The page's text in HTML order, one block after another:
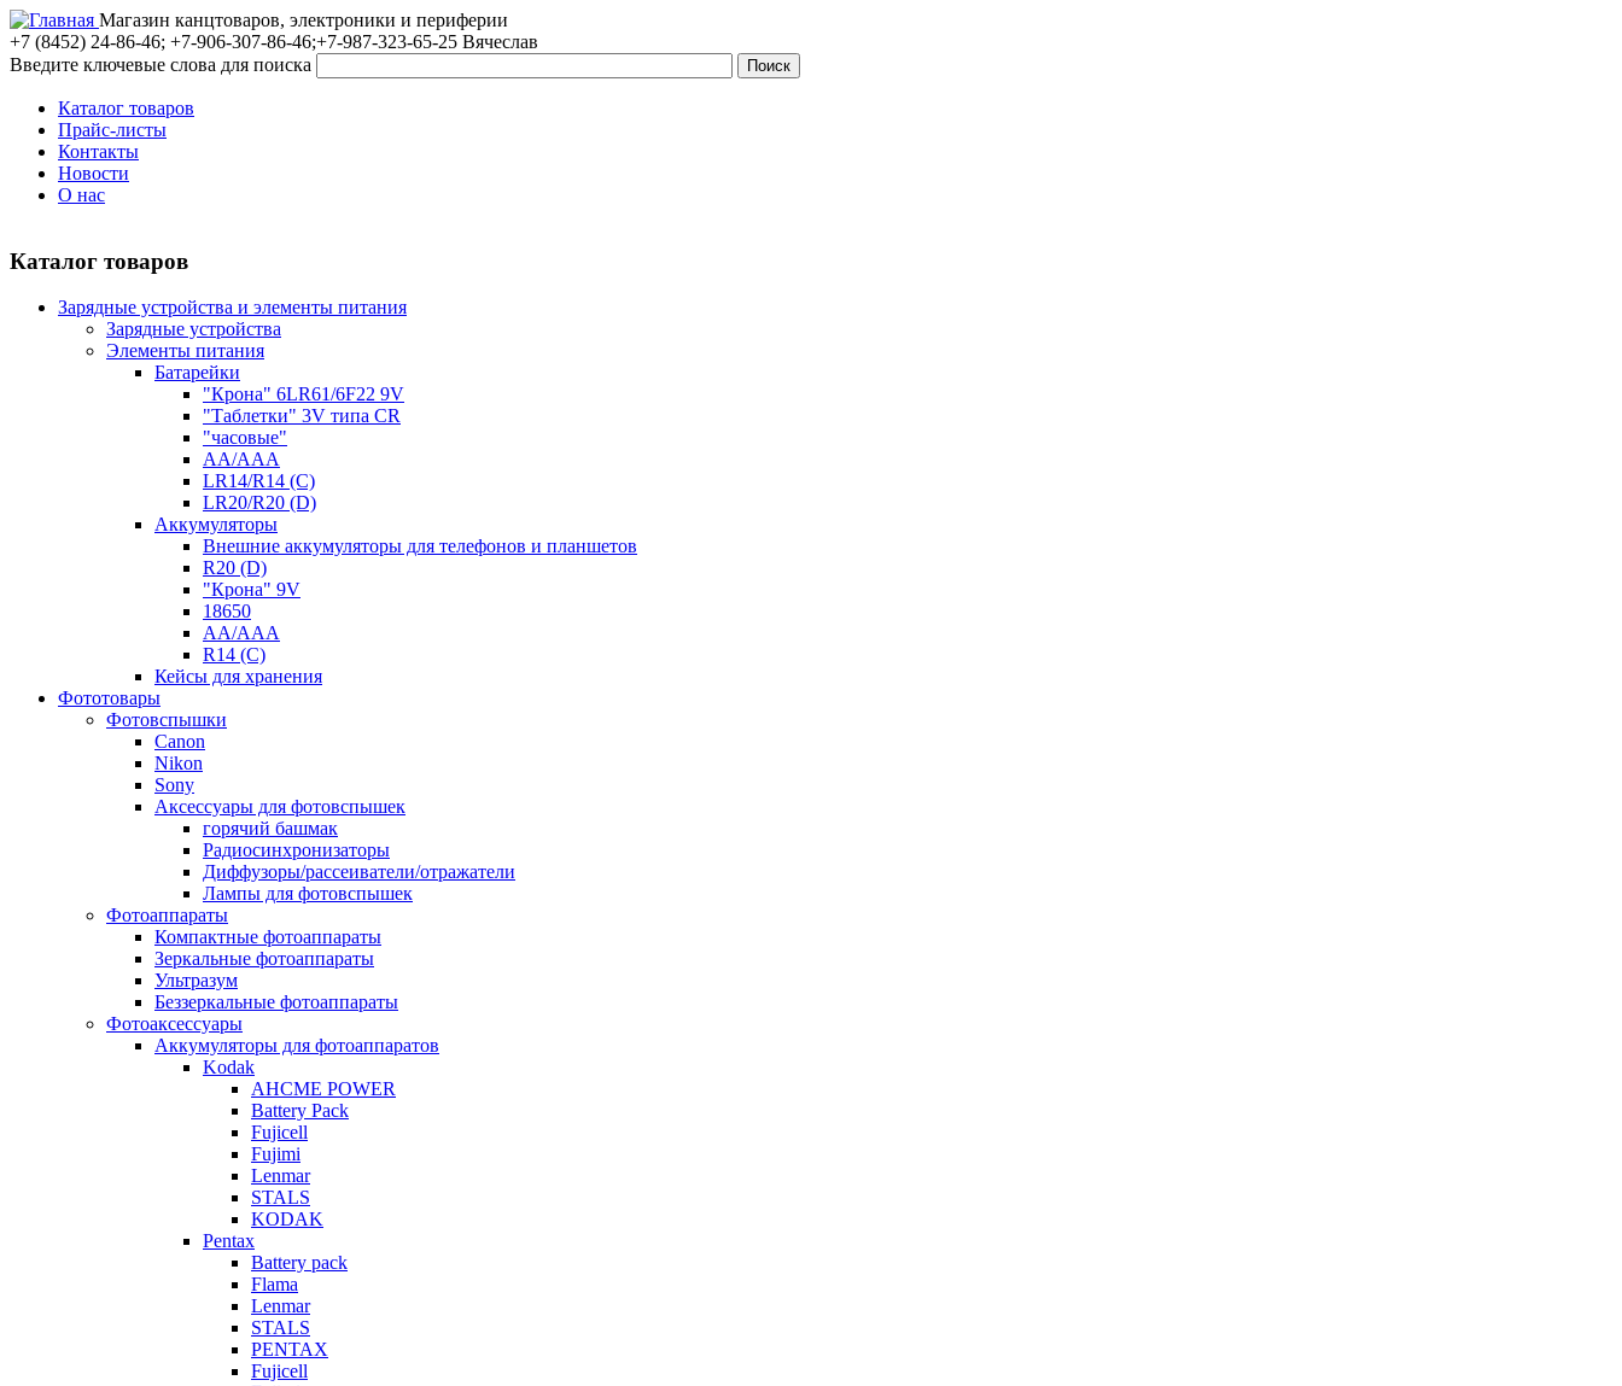
Магазин канцтоваров, электроники и периферии
+7 (8452) 24-86-46; +7-906-307-86-46;+7-987-323-65-25 Вячеслав
Введите ключевые слова для поиска
Каталог товаров
Прайс-листы
Контакты
Новости
О нас
Каталог товаров
Зарядные устройства и элементы питания
Зарядные устройства
Элементы питания
Батарейки
"Крона" 6LR61/6F22 9V
"Таблетки" 3V типа CR
"часовые"
AA/AAA
LR14/R14 (C)
LR20/R20 (D)
Аккумуляторы
Внешние аккумуляторы для телефонов и планшетов
R20 (D)
"Крона" 9V
18650
AA/AAA
R14 (C)
Кейсы для хранения
Фототовары
Фотовспышки
Canon
Nikon
Sony
Аксессуары для фотовспышек
горячий башмак
Радиосинхронизаторы
Диффузоры/рассеиватели/отражатели
Лампы для фотовспышек
Фотоаппараты
Компактные фотоаппараты
Зеркальные фотоаппараты
Ультразум
Беззеркальные фотоаппараты
Фотоаксессуары
Аккумуляторы для фотоаппаратов
Kodak
AHCME POWER
Battery Pack
Fujicell
Fujimi
Lenmar
STALS
KODAK
Pentax
Battery pack
Flama
Lenmar
STALS
PENTAX
Fujicell